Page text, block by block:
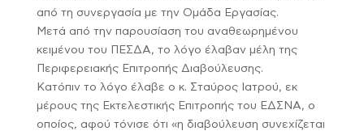
από τη συνεργασία με την Ομάδα Εργασίας.
Μετά από την παρουσίαση του αναθεωρημένου
κειμένου του ΠΕΣΔΑ, το λόγο έλαβαν μέλη της
Περιφερειακής Επιτροπής Διαβούλευσης.
Κατόπιν το λόγο έλαβε ο κ. Σταύρος Ιατρού, εκ
μέρους της Εκτελεστικής Επιτροπής του ΕΔΣΝΑ, ο
οποίος, αφού τόνισε ότι «η διαβούλευση συνεχίζεται